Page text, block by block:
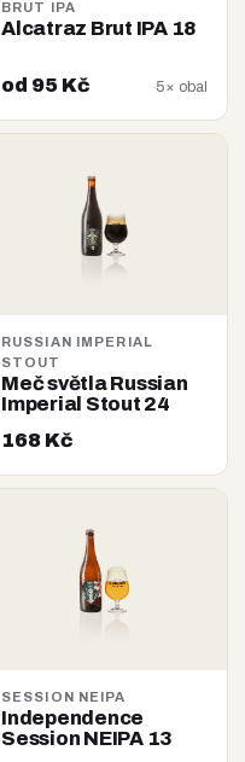
BRUT IPA
Alcatraz Brut IPA 18
od 95 Kč 5× obal
RUSSIAN IMPERIAL
STOUT
Meč světla Russian
Imperial Stout 24
168 Kč
SESSION NEIPA
Independence
Session NEIPA 13